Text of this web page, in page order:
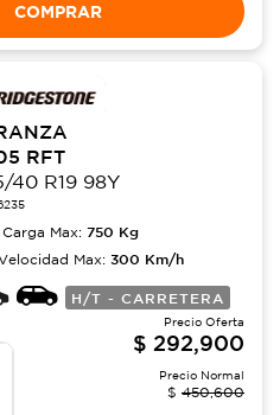
COMPRAR
RFT
40 R19 98Y
Carga Max: 750 Kg
Max: 300 Km/h
H/T - CARRETERA
Precio Oferta
$ 292,900
Precio Normal
$ 450,600